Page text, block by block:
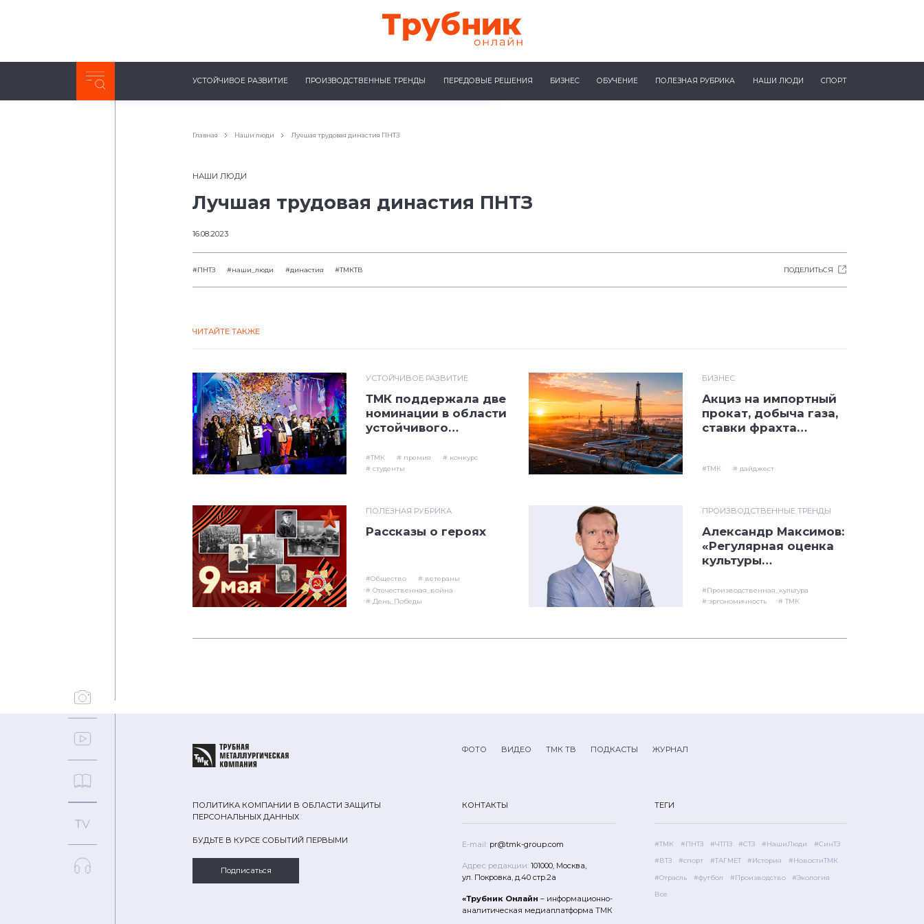
Неделя с ТМК. Выпуск №27 (225)
УСТОЙЧИВОЕ РАЗВИТИЕ ПРОИЗВОДСТВЕННЫЕ ТРЕНДЫ ПЕРЕДОВЫЕ РЕШЕНИЯ БИЗНЕС ОБУЧЕНИЕ ПОЛЕЗНАЯ РУБРИКА НАШИ ЛЮДИ СПОРТ
Главная Наши люди Лучшая трудовая династия ПНТЗ
НАШИ ЛЮДИ
Лучшая трудовая династия ПНТЗ
16.08.2023
#ПНТЗ #наши_люди #династия #ТМКТВ ПОДЕЛИТЬСЯ
ЧИТАЙТЕ ТАКЖЕ
УСТОЙЧИВОЕ РАЗВИТИЕ
ТМК поддержала две
номинации в области
устойчивого
национальной PR-
премии «Серебряный
#ТМК # премия
# конкурс
# студенты
БИЗНЕС
Акциз на импортный
прокат, добыча газа,
ставки фрахта
автолист: дайджест
#ТМК # дайджест
ПОЛЕЗНАЯ РУБРИКА
Рассказы о героях
#Общество
# ветераны
# Отечественная_война
# День_Победы
ПРОИЗВОДСТВЕННЫЕ ТРЕНДЫ
Александр Максимов:
«Регулярная оценка
культуры
к ее стабильному
росту»
#Производственная_культура
# эргономичность
# ТМК
ФОТО ВИДЕО ТМК ТВ ПОДКАСТЫ ЖУРНАЛ
ПОЛИТИКА КОМПАНИИ В ОБЛАСТИ ЗАЩИТЫ
ПЕРСОНАЛЬНЫХ ДАННЫХ
БУДЬТЕ В КУРСЕ СОБЫТИЙ ПЕРВЫМИ
Подписаться
КОНТАКТЫ
E-mail: pr@tmk-group.com
Адрес редакции: 101000, Москва,
ул. Покровка, д.40 стр.2а
«Трубник Онлайн – информационно-
аналитическая медиаплатформа ТМК
ТЕГИ
#ТМК #ПНТЗ #ЧТПЗ #СТЗ #НашиЛюди #СинТЗ
#ВТЗ #спорт #ТАГМЕТ #История #НовостиТМК
#Отрасль #футбол #Производство #Экология
Все